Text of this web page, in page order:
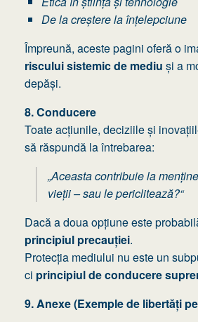
De la creștere la înțelepciune
Împreună, aceste pagini oferă o
riscului sistemic de mediu și a
depăși.
8. Conducere
Toate acțiunile, deciziile și
să răspundă la întrebarea:
„Aceasta contribuie la
vieții – sau le periclitează?“
Dacă a doua opțiune este
principiul precauției.
Protecția mediului nu este un
ci principiul de conducere
9. Anexe (Exemple de libertăți